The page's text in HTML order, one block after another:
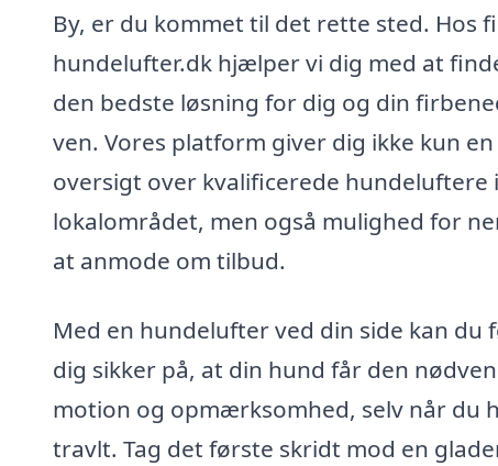
By, er du kommet til det rette sted. Hos
hundelufter.dk hjælper vi dig med at
den bedste løsning for dig og din
ven. Vores platform giver dig ikke kun en
oversigt over kvalificerede hundeluftere i
lokalområdet, men også mulighed for
at anmode om tilbud.
Med en hundelufter ved din side kan du
dig sikker på, at din hund får den
motion og opmærksomhed, selv når du
travlt. Tag det første skridt mod en